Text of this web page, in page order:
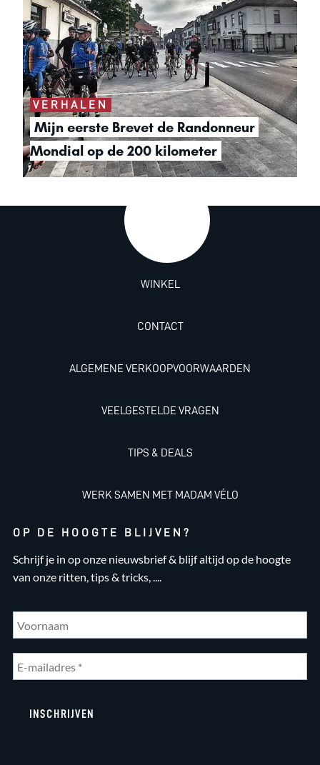
VERHALEN
Mijn eerste Brevet de Randonneur
Mondial op de 200 kilometer
WINKEL
CONTACT
ALGEMENE VERKOOPVOORWAARDEN
VEELGESTELDE VRAGEN
TIPS & DEALS
WERK SAMEN MET MADAM VÉLO
OP DE HOOGTE BLIJVEN?
Schrijf je in op onze nieuwsbrief & blijf altijd op de hoogte
van onze ritten, tips & tricks, ....